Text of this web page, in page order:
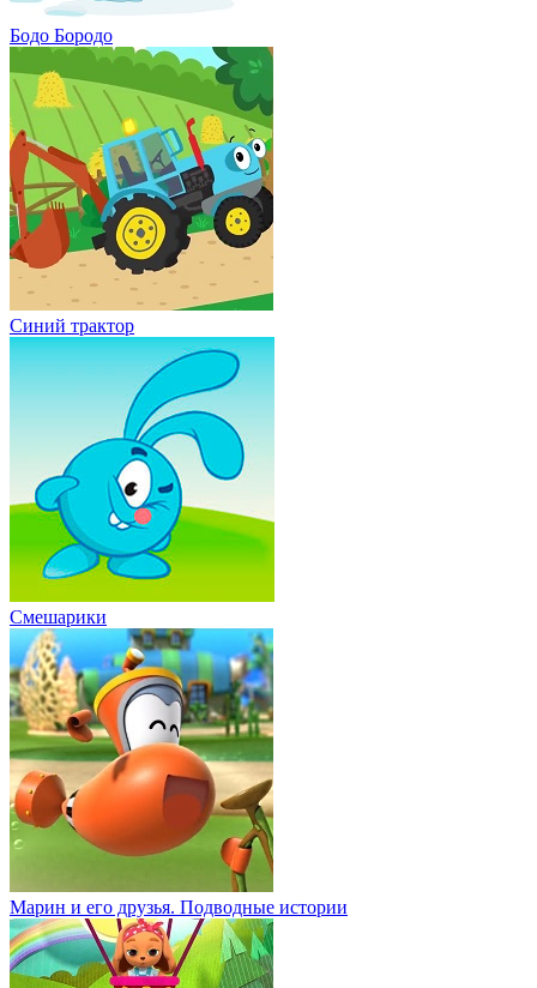
Бодо Бородо
Синий трактор
Смешарики
Марин и его друзья. Подводные истории